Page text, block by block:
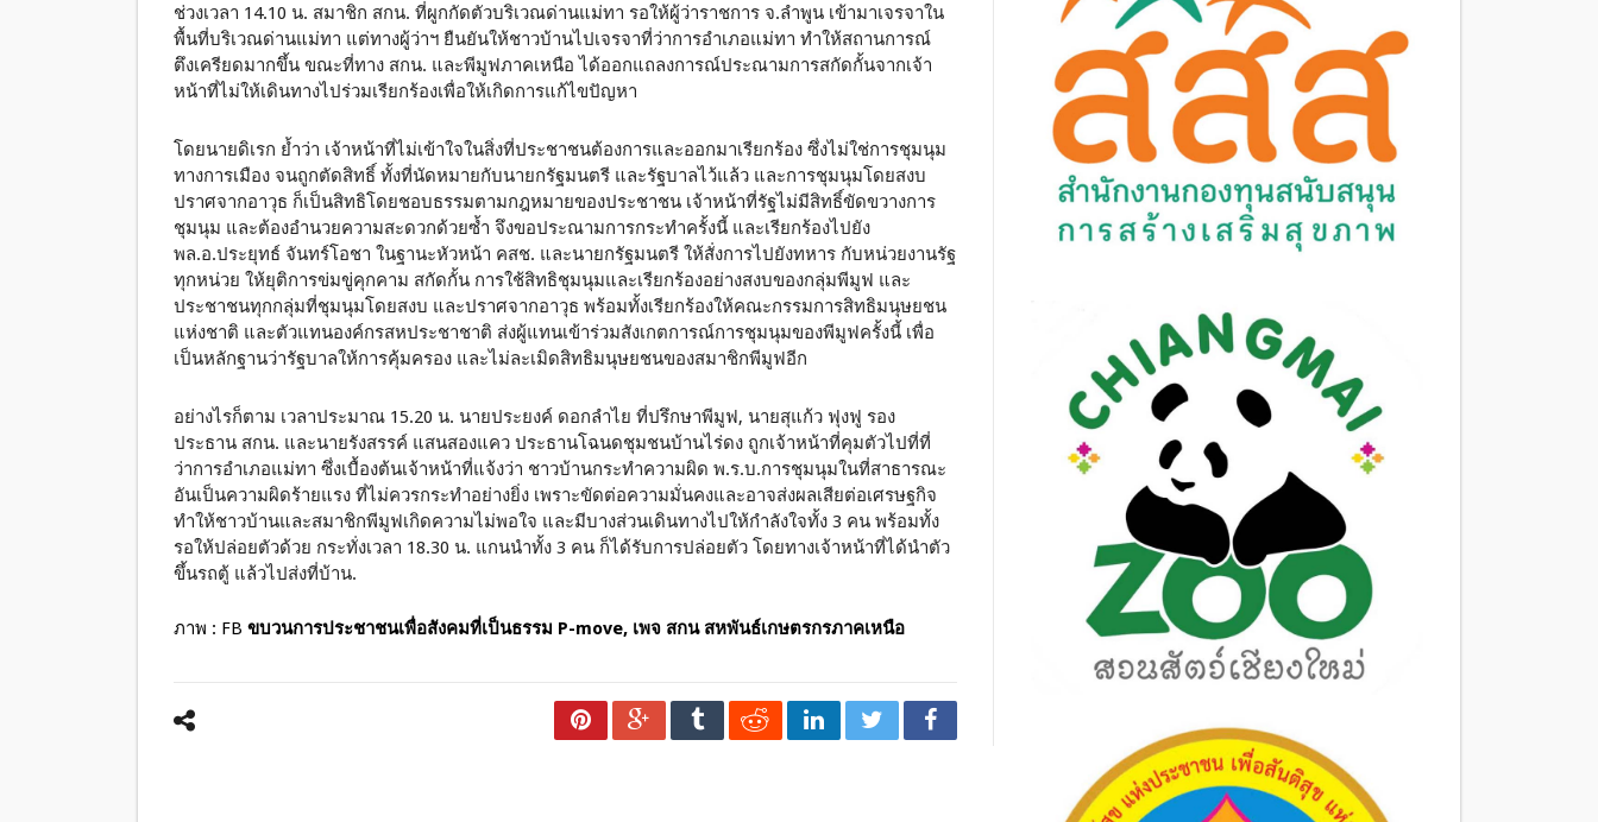
ช่วงเวลา 14.10 น. สมาชิก สกน. ที่ผูกกัดตัวบริเวณด่านแม่ทา รอให้ผู้ว่าราชการ จ.ลำพูน เข้ามาเจรจาใน
พื้นที่บริเวณด่านแม่ทา แต่ทางผู้ว่าฯ ยืนยันให้ชาวบ้านไปเจรจาที่ว่าการอำเภอแม่ทา ทำให้สถานการณ์
ตึงเครียดมากขึ้น ขณะที่ทาง สกน. และพีมูฟภาคเหนือ ได้ออกแถลงการณ์ประณามการสกัดกั้นจากเจ้า
หน้าที่ไม่ให้เดินทางไปร่วมเรียกร้องเพื่อให้เกิดการแก้ไขปัญหา
โดยนายดิเรก ย้ำว่า เจ้าหน้าที่ไม่เข้าใจในสิ่งที่ประชาชนต้องการและออกมาเรียกร้อง ซึ่งไม่ใช่การชุมนุม
ทางการเมือง จนถูกตัดสิทธิ์ ทั้งที่นัดหมายกับนายกรัฐมนตรี และรัฐบาลไว้แล้ว และการชุมนุมโดยสงบ
ปราศจากอาวุธ ก็เป็นสิทธิโดยชอบธรรมตามกฎหมายของประชาชน เจ้าหน้าที่รัฐไม่มีสิทธิ์ขัดขวางการ
ชุมนุม และต้องอำนวยความสะดวกด้วยซ้ำ จึงขอประณามการกระทำครั้งนี้ และเรียกร้องไปยัง
พล.อ.ประยุทธ์ จันทร์โอชา ในฐานะหัวหน้า คสช. และนายกรัฐมนตรี ให้สั่งการไปยังทหาร กับหน่วยงานรัฐ
ทุกหน่วย ให้ยุติการข่มขู่คุกคาม สกัดกั้น การใช้สิทธิชุมนุมและเรียกร้องอย่างสงบของกลุ่มพีมูฟ และ
ประชาชนทุกกลุ่มที่ชุมนุมโดยสงบ และปราศจากอาวุธ พร้อมทั้งเรียกร้องให้คณะกรรมการสิทธิมนุษยชน
แห่งชาติ และตัวแทนองค์กรสหประชาชาติ ส่งผู้แทนเข้าร่วมสังเกตการณ์การชุมนุมของพีมูฟครั้งนี้ เพื่อ
เป็นหลักฐานว่ารัฐบาลให้การคุ้มครอง และไม่ละเมิดสิทธิมนุษยชนของสมาชิกพีมูฟอีก
อย่างไรก็ตาม เวลาประมาณ 15.20 น. นายประยงค์ ดอกลำไย ที่ปรึกษาพีมูฟ, นายสุแก้ว ฟุงฟู รอง
ประธาน สกน. และนายรังสรรค์ แสนสองแคว ประธานโฉนดชุมชนบ้านไร่ดง ถูกเจ้าหน้าที่คุมตัวไปที่ที่
ว่าการอำเภอแม่ทา ซึ่งเบื้องต้นเจ้าหน้าที่แจ้งว่า ชาวบ้านกระทำความผิด พ.ร.บ.การชุมนุมในที่สาธารณะ
อันเป็นความผิดร้ายแรง ที่ไม่ควรกระทำอย่างยิ่ง เพราะขัดต่อความมั่นคงและอาจส่งผลเสียต่อเศรษฐกิจ
ทำให้ชาวบ้านและสมาชิกพีมูฟเกิดความไม่พอใจ และมีบางส่วนเดินทางไปให้กำลังใจทั้ง 3 คน พร้อมทั้ง
รอให้ปล่อยตัวด้วย กระทั่งเวลา 18.30 น. แกนนำทั้ง 3 คน ก็ได้รับการปล่อยตัว โดยทางเจ้าหน้าที่ได้นำตัว
ขึ้นรถตู้ แล้วไปส่งที่บ้าน.
ภาพ : FB ขบวนการประชาชนเพื่อสังคมที่เป็นธรรม P-move, เพจ สกน สหพันธ์เกษตรกรภาคเหนือ